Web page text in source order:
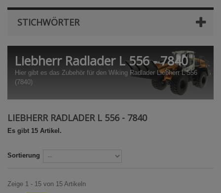
STICHWÖRTER
Liebherr Radlader L 556 - 7840
Hier gibt es das Zubehör für den Wiking Radlader Liebherr L 556
(7840)
LIEBHERR RADLADER L 556 - 7840
Es gibt 15 Artikel.
Sortierung
Zeige 1 - 15 von 15 Artikeln